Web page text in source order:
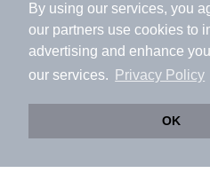
By using our services, you
our partners use cookies to
advertising and enhance
our services.
Privacy Policy
OK
アプリに切り替えて、サ
会員登録なしですぐ使える。
新着のみ
該当件数:
57件